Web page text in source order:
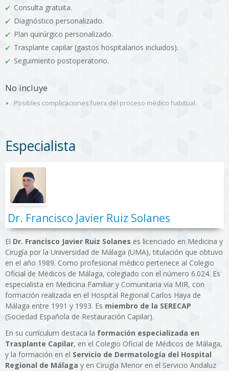
Consulta gratuita.
Diagnóstico personalizado.
Plan quirúrgico personalizado.
Trasplante capilar (gastos hospitalarios incluidos).
Seguimiento postoperatorio.
No incluye
Posibles complicaciones fuera del proceso médico habitual.
Especialista
Dr. Francisco Javier Ruiz Solanes
El Dr. Francisco Javier Ruiz Solanes es licenciado en Medicina y
Cirugía por la Universidad de Málaga (UMA), titulación que obtuvo
en el año 1989. Como profesional médico pertenece al Colegio
Oficial de Médicos de Málaga, colegiado con el número 6.024. Es
especialista en Medicina Familiar y Comunitaria vía MIR, con
formación realizada en el Hospital Regional Carlos Haya de
Málaga entre 1991 y 1993. Es miembro de la SERECAP
(Sociedad Española de Restauración Capilar).
En su currículum destaca la formación especializada en
Trasplante Capilar, en el Colegio Oficial de Médicos de Málaga,
y la formación en el Servicio de Dermatología del Hospital
Regional de Málaga y en Cirugía Menor en el Servicio Andaluz